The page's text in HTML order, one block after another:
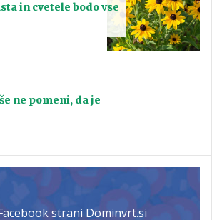
in cvetele bodo vse
ne pomeni, da je
strani Dominvrt.si